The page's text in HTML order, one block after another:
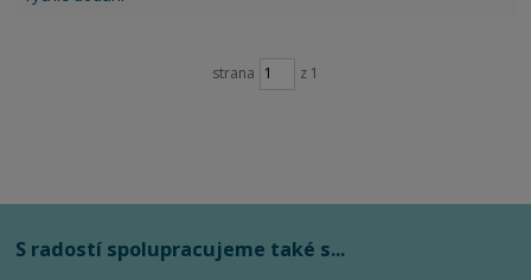
strana z 1
S radostí spolupracujeme také s...